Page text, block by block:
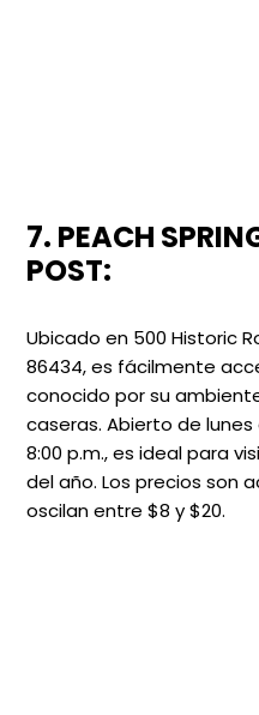
7. PEACH
POST:
Ubicado en 500 Historic
86434, es fácilmente
conocido por su
caseras. Abierto de
8:00 p.m., es ideal para
del año. Los precios son
oscilan entre $8 y $20.